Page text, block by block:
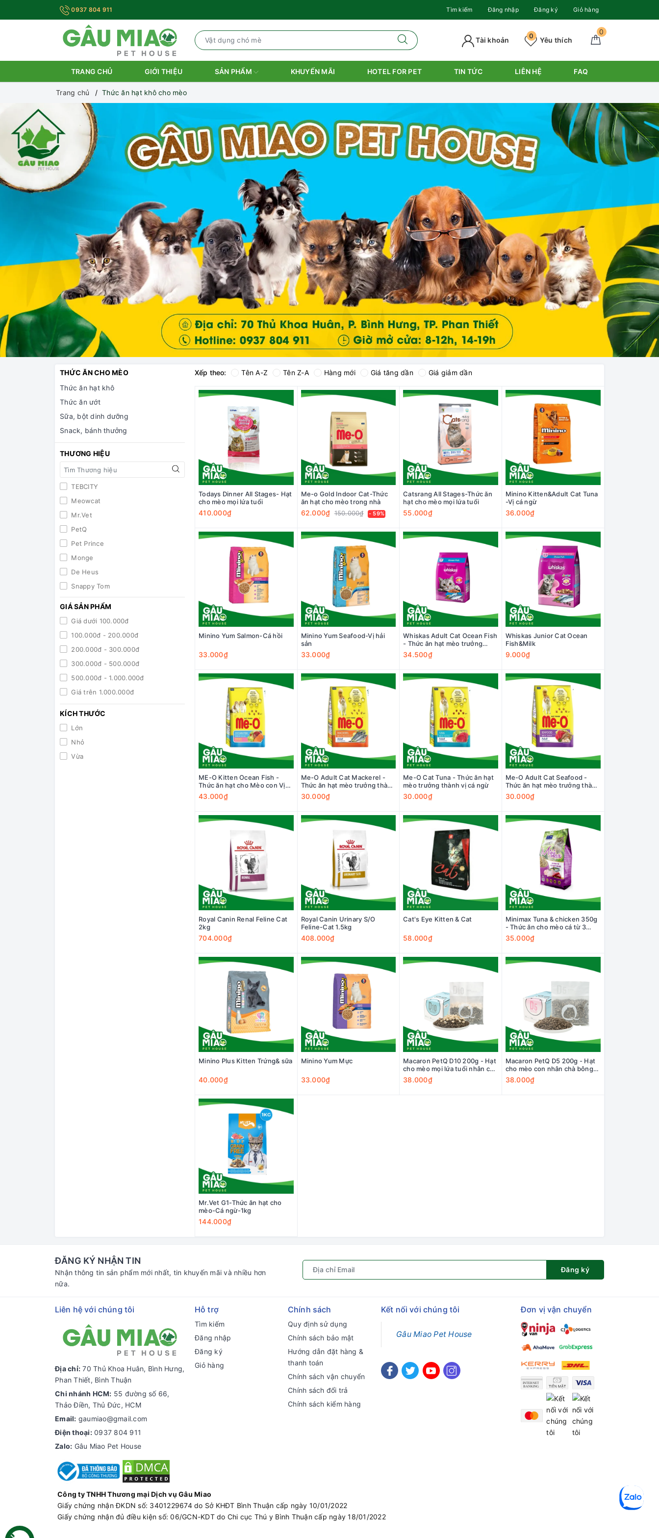
0937 804 911 Tìm kiếm Đăng nhập Đăng ký Giỏ hàng
0
Yêu thích
0
Tài khoản
TRANG CHỦ GIỚI THIỆU SẢN PHẨM KHUYẾN MÃI HOTEL FOR PET TIN TỨC LIÊN HỆ FAQ
Trang chủ Thức ăn hạt khô cho mèo
THỨC ĂN CHO MÈO
Thức ăn hạt khô
Thức ăn ướt
Sữa, bột dinh dưỡng
Snack, bánh thưởng
THƯƠNG HIỆU
TEBCITY
Meowcat
Mr.Vet
PetQ
Pet Prince
Monge
De Heus
Snappy Tom
No brand
ANF
KEOS
Mozzi's Cat
Catizen
GIÁ SẢN PHẨM
Giá dưới 100.000đ
100.000đ - 200.000đ
200.000đ - 300.000đ
300.000đ - 500.000đ
500.000đ - 1.000.000đ
Giá trên 1.000.000đ
KÍCH THƯỚC
Lớn
Nhỏ
Vừa
Xếp theo: Tên A-Z Tên Z-A Hàng mới Giá tăng dần Giá giảm dần
Todays Dinner All Stages- Hạt
cho mèo mọi lứa tuổi
410.000₫
Me-o Gold Indoor Cat-Thức
ăn hạt cho mèo trong nhà
62.000₫ 150.000₫ - 59%
Catsrang All Stages-Thức ăn
hạt cho mèo mọi lứa tuổi
55.000₫
Minino Kitten&Adult Cat Tuna
-Vị cá ngừ
36.000₫
Minino Yum Salmon-Cá hồi
33.000₫
Minino Yum Seafood-Vị hải
sản
33.000₫
Whiskas Adult Cat Ocean Fish
- Thức ăn hạt mèo trưởng
thành vị cá biển
34.500₫
Whiskas Junior Cat Ocean
Fish&Milk
9.000₫
ME-O Kitten Ocean Fish -
Thức ăn hạt cho Mèo con Vị
Cá biển
43.000₫
Me-O Adult Cat Mackerel -
Thức ăn hạt mèo trưởng thành
vị cá thu
30.000₫
Me-O Cat Tuna - Thức ăn hạt
mèo trưởng thành vị cá ngừ
30.000₫
Me-O Adult Cat Seafood -
Thức ăn hạt mèo trưởng thành
vị hải sản
30.000₫
Royal Canin Renal Feline Cat
2kg
704.000₫
Royal Canin Urinary S/O
Feline-Cat 1.5kg
408.000₫
Cat's Eye Kitten & Cat
58.000₫
Minimax Tuna & chicken 350g
- Thức ăn cho mèo cá từ 3
tháng tuổi
35.000₫
Minino Plus Kitten Trứng& sữa
40.000₫
Minino Yum Mực
33.000₫
Macaron PetQ D10 200g - Hạt
cho mèo mọi lứa tuổi nhân chà
bông gà + gà sấy
38.000₫
Macaron PetQ D5 200g - Hạt
cho mèo con nhân chà bông
gà + sữa dê
38.000₫
Mr.Vet G1-Thức ăn hạt cho
mèo-Cá ngừ-1kg
144.000₫
ĐĂNG KÝ NHẬN TIN
Nhận thông tin sản phẩm mới nhất, tin khuyến mãi và nhiều hơn
nữa.
Đăng ký
Liên hệ với chúng tôi
Địa chỉ: 70 Thủ Khoa Huân, Bình Hưng,
Phan Thiết, Bình Thuận
Chi nhánh HCM: 55 đường số 66,
Thảo Điền, Thủ Đức, HCM
Email: gaumiao@gmail.com
Điện thoại: 0937 804 911
Zalo: Gâu Miao Pet House
Hỗ trợ
Tìm kiếm
Đăng nhập
Đăng ký
Giỏ hàng
Chính sách
Quy định sử dụng
Chính sách bảo mật
Hướng dẫn đặt hàng &
thanh toán
Chính sách vận chuyển
Chính sách đổi trả
Chính sách kiểm hàng
Kết nối với chúng tôi
Gâu Miao Pet House
Đơn vị vận chuyển
Công ty TNHH Thương mại Dịch vụ Gâu Miao
Giấy chứng nhận ĐKDN số: 3401229674 do Sở KHĐT Bình Thuận cấp ngày 10/01/2022
Giấy chứng nhận đủ điều kiện số: 06/GCN-KDT do Chi cục Thú y Bình Thuận cấp ngày 18/01/2022